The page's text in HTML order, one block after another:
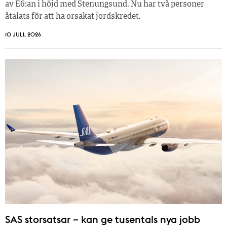
av E6:an i höjd med Stenungsund. Nu har två personer
åtalats för att ha orsakat jordskredet.
10 JULI, 2026
SAS storsatsar – kan ge tusentals nya jobb